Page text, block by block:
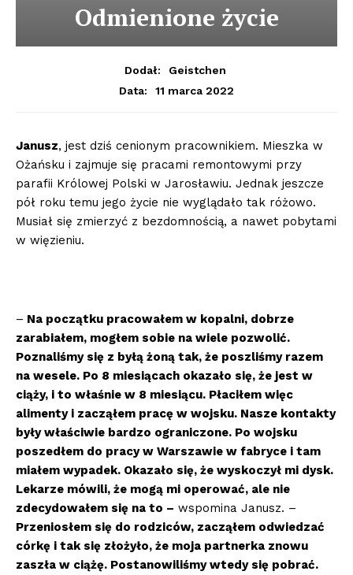
Odmienione życie
Dodał:
Geistchen
Data:
11 marca 2022
Janusz, jest dziś cenionym pracownikiem. Mieszka w
Ożańsku i zajmuje się pracami remontowymi przy
parafii Królowej Polski w Jarosławiu. Jednak jeszcze
pół roku temu jego życie nie wyglądało tak różowo.
Musiał się zmierzyć z bezdomnością, a nawet pobytami
w więzieniu.
– Na początku pracowałem w kopalni, dobrze
zarabiałem, mogłem sobie na wiele pozwolić.
Poznaliśmy się z byłą żoną tak, że poszliśmy razem
na wesele. Po 8 miesiącach okazało się, że jest w
ciąży, i to właśnie w 8 miesiącu. Płaciłem więc
alimenty i zacząłem pracę w wojsku. Nasze kontakty
były właściwie bardzo ograniczone. Po wojsku
poszedłem do pracy w Warszawie w fabryce i tam
miałem wypadek. Okazało się, że wyskoczył mi dysk.
Lekarze mówili, że mogą mi operować, ale nie
zdecydowałem się na to – wspomina Janusz. –
Przeniosłem się do rodziców, zacząłem odwiedzać
córkę i tak się złożyło, że moja partnerka znowu
zaszła w ciążę. Postanowiliśmy wtedy się pobrać.